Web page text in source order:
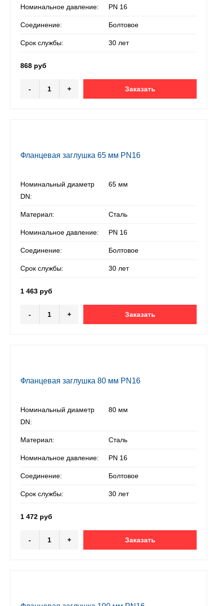
Номинальное давление: PN 16
Соединение: Болтовое
Срок службы: 30 лет
868 руб
- + Заказать
Фланцевая заглушка 65 мм PN16
Номинальный диаметр
DN:
65 мм
Материал: Сталь
Номинальное давление: PN 16
Соединение: Болтовое
Срок службы: 30 лет
1 463 руб
- + Заказать
Фланцевая заглушка 80 мм PN16
Номинальный диаметр
DN:
80 мм
Материал: Сталь
Номинальное давление: PN 16
Соединение: Болтовое
Срок службы: 30 лет
1 472 руб
- + Заказать